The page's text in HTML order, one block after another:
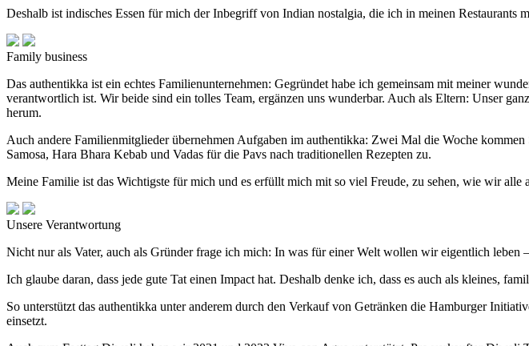
Deshalb ist indisches Essen für mich der Inbegriff von Indian nostalgia, die ich in meinen Restaurants
Family business
Das authentikka ist ein echtes Familienunternehmen: Gegründet habe ich gemeinsam mit meiner
verantwortlich ist. Wir beide sind ein tolles Team, ergänzen uns wunderbar. Auch als Eltern: Unser
herum.
Auch andere Familienmitglieder übernehmen Aufgaben im authentikka: Zwei Mal die Woche
Samosa, Hara Bhara Kebab und Vadas für die Pavs nach traditionellen Rezepten zu.
Meine Familie ist das Wichtigste für mich und es erfüllt mich mit so viel Freude, zu sehen, wie wir alle
Unsere Verantwortung
Nicht nur als Vater, auch als Gründer frage ich mich: In was für einer Welt wollen wir eigentlich leben
Ich glaube daran, dass jede gute Tat einen Impact hat. Deshalb denke ich, dass es auch als kleines,
So unterstützt das authentikka unter anderem durch den Verkauf von Getränken die Hamburger
einsetzt.